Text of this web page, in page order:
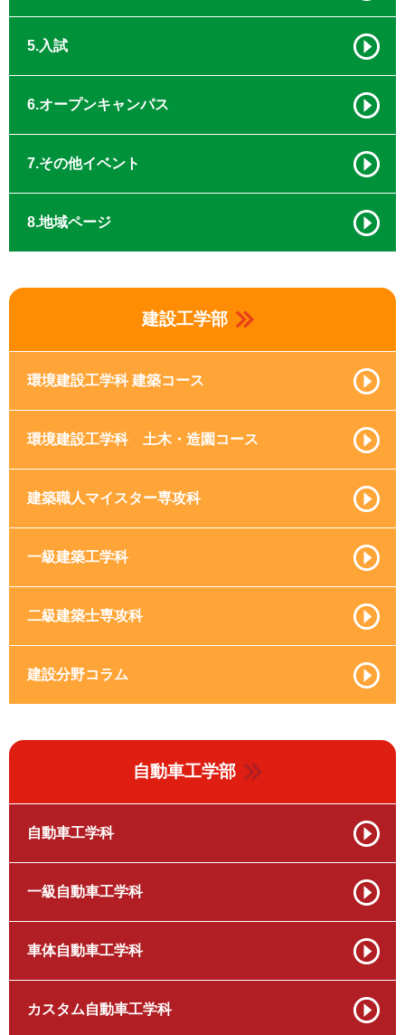
5.入試
6.オープンキャンパス
7.その他イベント
8.地域ページ
建設工学部
環境建設工学科 建築コース
環境建設工学科 土木・造園コース
建築職人マイスター専攻科
一級建築工学科
二級建築士専攻科
建設分野コラム
自動車工学部
自動車工学科
一級自動車工学科
車体自動車工学科
カスタム自動車工学科